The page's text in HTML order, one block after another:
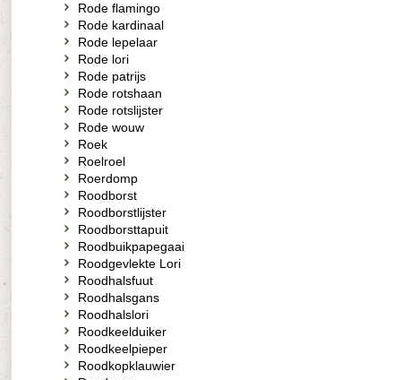
Rode flamingo
Rode kardinaal
Rode lepelaar
Rode lori
Rode patrijs
Rode rotshaan
Rode rotslijster
Rode wouw
Roek
Roelroel
Roerdomp
Roodborst
Roodborstlijster
Roodborsttapuit
Roodbuikpapegaai
Roodgevlekte Lori
Roodhalsfuut
Roodhalsgans
Roodhalslori
Roodkeelduiker
Roodkeelpieper
Roodkopklauwier